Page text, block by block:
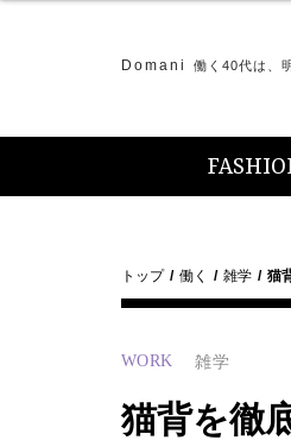
Domani 働く40代は、
トップ 働く 雑学 猫
WORK 雑学
猫背を徹